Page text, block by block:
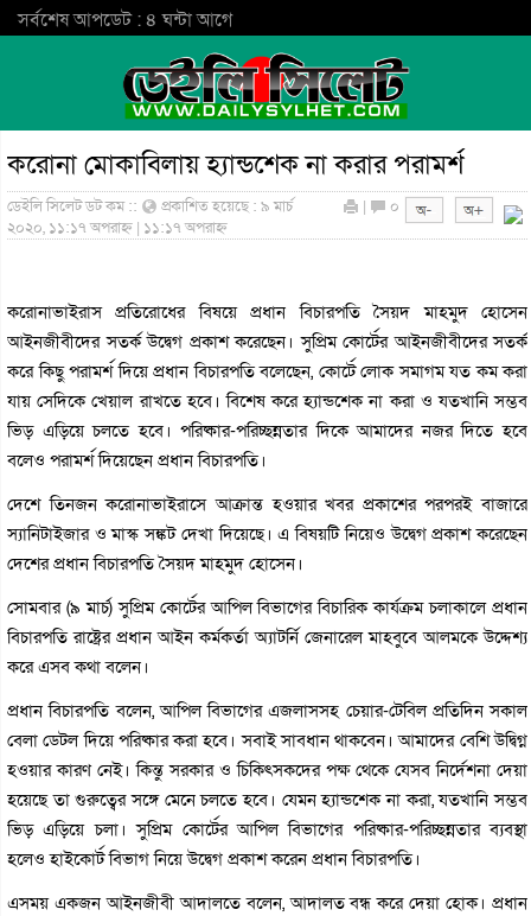
সর্বশেষ আপডেট : ৪ ঘন্টা আগে
করোনা মোকাবিলায় হ্যান্ডশেক না করার পরামর্শ
ডেইলি সিলেট ডট কম ::
প্রকাশিত হয়েছে : ৯ মার্চ
২০২০, ১১:১৭ অপরাহ্ন | ১১:১৭ অপরাহ্ন
| ০
করোনাভাইরাস প্রতিরোধের বিষয়ে প্রধান বিচারপতি সৈয়দ মাহমুদ হোসেন
আইনজীবীদের সতর্ক উদ্বেগ প্রকাশ করেছেন। সুপ্রিম কোর্টের আইনজীবীদের সতর্ক
করে কিছু পরামর্শ দিয়ে প্রধান বিচারপতি বলেছেন, কোর্টে লোক সমাগম যত কম করা
যায় সেদিকে খেয়াল রাখতে হবে। বিশেষ করে হ্যান্ডশেক না করা ও যতখানি সম্ভব
ভিড় এড়িয়ে চলতে হবে। পরিষ্কার-পরিচ্ছন্নতার দিকে আমাদের নজর দিতে হবে
বলেও পরামর্শ দিয়েছেন প্রধান বিচারপতি।
দেশে তিনজন করোনাভাইরাসে আক্রান্ত হওয়ার খবর প্রকাশের পরপরই বাজারে
স্যানিটাইজার ও মাস্ক সঙ্কট দেখা দিয়েছে। এ বিষয়টি নিয়েও উদ্বেগ প্রকাশ করেছেন
দেশের প্রধান বিচারপতি সৈয়দ মাহমুদ হোসেন।
সোমবার (৯ মার্চ) সুপ্রিম কোর্টের আপিল বিভাগের বিচারিক কার্যক্রম চলাকালে প্রধান
বিচারপতি রাষ্ট্রের প্রধান আইন কর্মকর্তা অ্যাটর্নি জেনারেল মাহবুবে আলমকে উদ্দেশ্য
করে এসব কথা বলেন।
প্রধান বিচারপতি বলেন, আপিল বিভাগের এজলাসসহ চেয়ার-টেবিল প্রতিদিন সকাল
বেলা ডেটল দিয়ে পরিষ্কার করা হবে। সবাই সাবধান থাকবেন। আমাদের বেশি উদ্বিগ্ন
হওয়ার কারণ নেই। কিন্তু সরকার ও চিকিৎসকদের পক্ষ থেকে যেসব নির্দেশনা দেয়া
হয়েছে তা গুরুত্বের সঙ্গে মেনে চলতে হবে। যেমন হ্যান্ডশেক না করা, যতখানি সম্ভব
ভিড় এড়িয়ে চলা। সুপ্রিম কোর্টের আপিল বিভাগের পরিষ্কার-পরিচ্ছন্নতার ব্যবস্থা
হলেও হাইকোর্ট বিভাগ নিয়ে উদ্বেগ প্রকাশ করেন প্রধান বিচারপতি।
এসময় একজন আইনজীবী আদালতে বলেন, আদালত বন্ধ করে দেয়া হোক। প্রধান